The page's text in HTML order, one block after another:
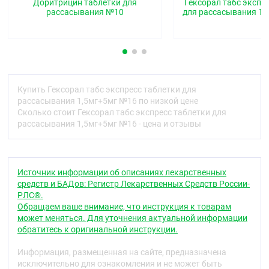
Фармакодинамика
Антибактериальная активность препарата
обусловлена наличием хлоргексидина. Действие
Хлоргексидин
Хлоргексидин обладает широким
грамотрицательных бактерий действует путём
разрушения цитоплазматической мембраны
бактериальной клетки. Низкоэффективен в
отношении дрожжевых грибов, дерматофи зов,
микобактерий, некоторых видов Pseudomonas и
Proteus.
Хлоргексидин наиболее эффективен в
нейтральной или слабощелочной среде. В кислой
среде его активность уменьшается.
Доритрицин таблетки для
рассасывания №10
Гексорал табс
для рассасывания
Купить Гексорал табс экспресс таблетки для
рассасывания 1,5мг+5мг №16 по низкой цене
Сколько стоит Гексорал табс экспресс таблетки для
рассасывания 1,5мг+5мг №16 - цена и отзывы
Источник информации об описаниях лекарственных
средств и БАДов: Регистр Лекарственных Средств России-
РЛС®.
Обращаем ваше внимание, что инструкция к товарам
может меняться. Для уточнения актуальной информации
обратитесь к оригинальной инструкции.
Информация, размещенная на сайте, предназначена
исключительно для ознакомления и не может быть